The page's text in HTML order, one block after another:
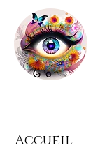
Accueil